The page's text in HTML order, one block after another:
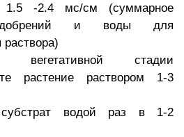
1.5 -2.4 мс/см (суммарное
и воды для
раствора)
стадии
растение раствором 1-3
водой раз в 1-2